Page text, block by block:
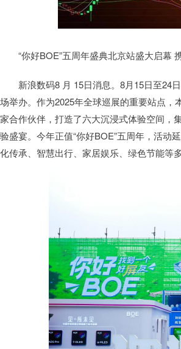
“你好BOE”五周年盛典北京站盛大启幕
新浪数码8 月 15日消息。8月15日至24日
场举办。作为2025年全球巡展的重要站点，
家合作伙伴，打造了六大沉浸式体验空间，
验盛宴。今年正值“你好BOE”五周年，活动
化传承、智慧出行、家居娱乐、绿色节能等